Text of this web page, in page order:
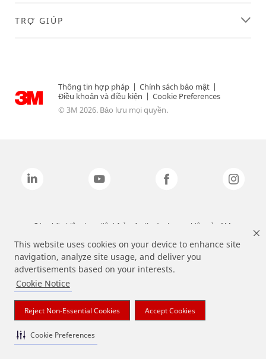
This website uses cookies on your device to enhance site
navigation, analyze site usage, and deliver you
advertisements based on your interests.
Cookie Notice
Reject Non-Essential Cookies Accept Cookies
Cookie Preferences
TRỢ GIÚP
Thông tin hợp pháp | Chính sách bảo mật |
Điều khoản và điều kiện | Cookie Preferences
© 3M 2026. Bảo lưu mọi quyền.
Các nhãn hiệu được liệt kê ở trên là các thương hiệu của 3M.